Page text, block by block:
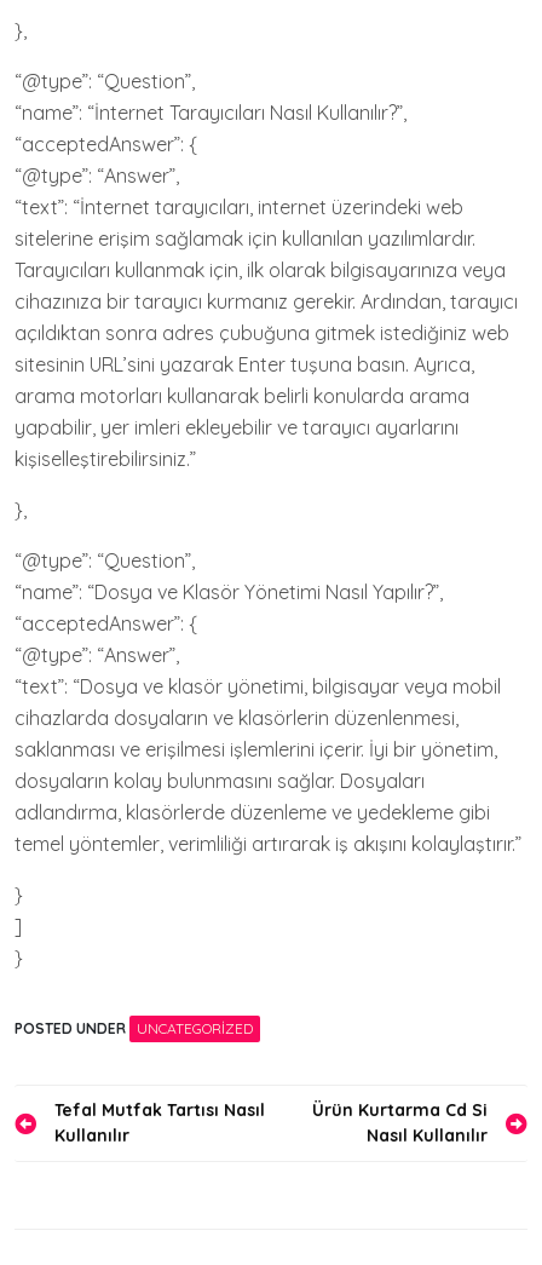
},
“@type”: “Question”,
“name”: “İnternet Tarayıcıları Nasıl Kullanılır?”,
“acceptedAnswer”: {
“@type”: “Answer”,
“text”: “İnternet tarayıcıları, internet üzerindeki web
sitelerine erişim sağlamak için kullanılan yazılımlardır.
Tarayıcıları kullanmak için, ilk olarak bilgisayarınıza veya
cihazınıza bir tarayıcı kurmanız gerekir. Ardından, tarayıcı
açıldıktan sonra adres çubuğuna gitmek istediğiniz web
sitesinin URL’sini yazarak Enter tuşuna basın. Ayrıca,
arama motorları kullanarak belirli konularda arama
yapabilir, yer imleri ekleyebilir ve tarayıcı ayarlarını
kişiselleştirebilirsiniz.”
},
“@type”: “Question”,
“name”: “Dosya ve Klasör Yönetimi Nasıl Yapılır?”,
“acceptedAnswer”: {
“@type”: “Answer”,
“text”: “Dosya ve klasör yönetimi, bilgisayar veya mobil
cihazlarda dosyaların ve klasörlerin düzenlenmesi,
saklanması ve erişilmesi işlemlerini içerir. İyi bir yönetim,
dosyaların kolay bulunmasını sağlar. Dosyaları
adlandırma, klasörlerde düzenleme ve yedekleme gibi
temel yöntemler, verimliliği artırarak iş akışını kolaylaştırır.”
}
]
}
POSTED UNDER UNCATEGORIZED
Yazı
gezinmesi
Tefal Mutfak Tartısı Nasıl
Kullanılır
Ürün Kurtarma Cd Si
Nasıl Kullanılır